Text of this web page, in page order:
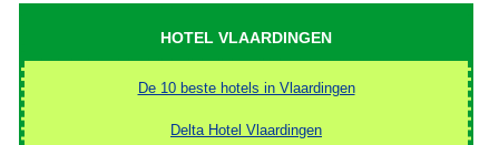
HOTEL VLAARDINGEN
De 10 beste hotels in Vlaardingen
Delta Hotel Vlaardingen